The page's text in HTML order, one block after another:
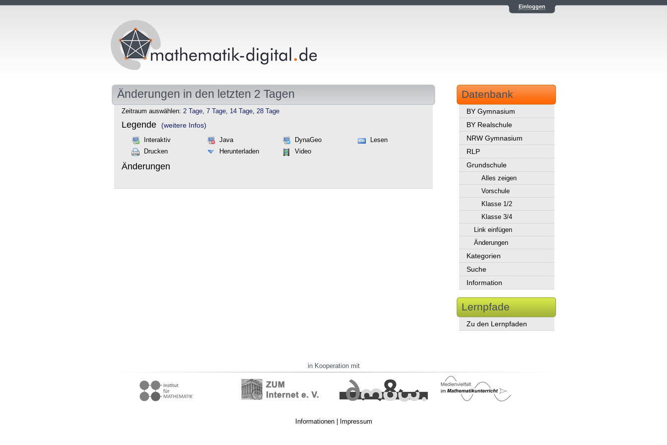
Einloggen
Änderungen in den letzten 2 Tagen
Zeitraum auswählen: 2 Tage, 7 Tage, 14 Tage, 28 Tage
Legende (weitere Infos)
Interaktiv Java DynaGeo
Lesen
Drucken
Herunterladen Video
Änderungen
Datenbank
BY Gymnasium
BY Realschule
NRW Gymnasium
RLP
Grundschule
Alles zeigen
Vorschule
Klasse 1/2
Klasse 3/4
Link einfügen
Änderungen
Kategorien
Suche
Information
Lernpfade
Zu den Lernpfaden
in Kooperation mit
Informationen| Impressum